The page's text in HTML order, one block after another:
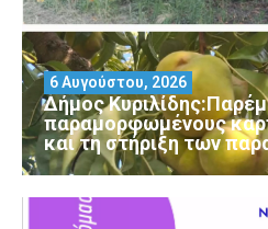
Δήμος
παραμορφωμένους
και τη στήριξη των
6 Αυγούστου, 2026